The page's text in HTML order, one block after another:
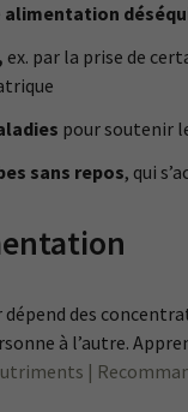
alimentation
ex. par la prise de
pour soutenir
sans repos, qui
des
à l’autre.
|